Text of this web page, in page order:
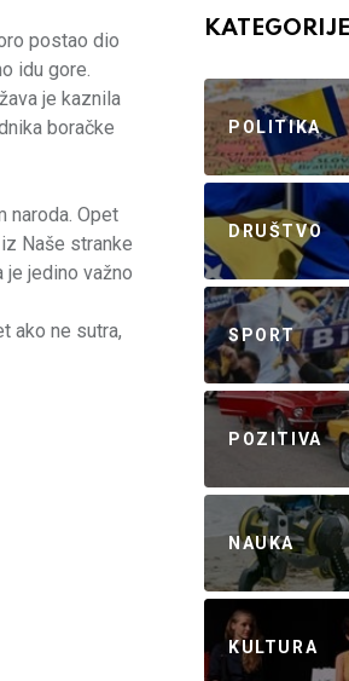
postao dio
idu gore.
je kaznila
boračke
naroda. Opet
Naše stranke
je jedino važno
ako ne sutra,
KATEGORIJE
POLITIKA
DRUŠTVO
SPORT
POZITIVA
NAUKA
KULTURA